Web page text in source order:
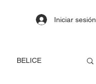
Iniciar sesión
BELICE